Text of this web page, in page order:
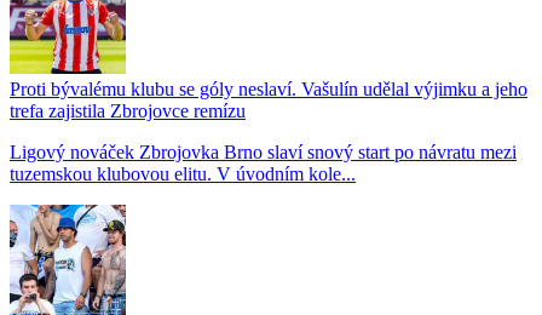
Proti bývalému klubu se góly neslaví. Vašulín udělal výjimku a jeho
trefa zajistila Zbrojovce remízu
Ligový nováček Zbrojovka Brno slaví snový start po návratu mezi
tuzemskou klubovou elitu. V úvodním kole...